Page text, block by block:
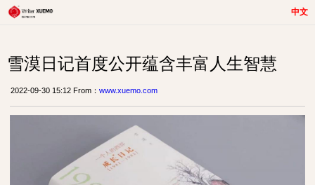
中文
雪漠日记首度公开蕴含丰富人生智慧
2022-09-30 15:12 From： www.xuemo.com